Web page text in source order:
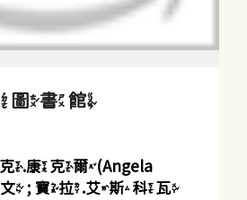
圖書館
.康克爾(Angela
文 ; 寶拉.艾斯科瓦